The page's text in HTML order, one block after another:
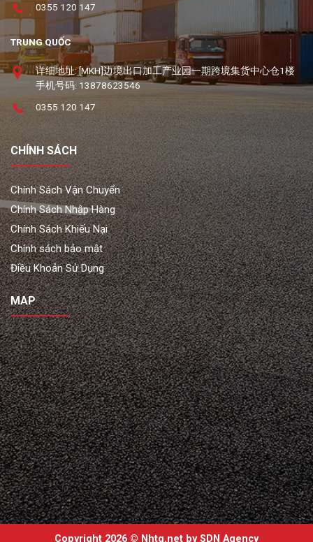
0355 120 147
TRUNG QUỐC
详细地址: [MKH]边境出口加工产业园一期跨境集货中心仓1楼
手机号码: 13878623546
0355 120 147
CHÍNH SÁCH
Chính Sách Vận Chuyển
Chính Sách Nhập Hàng
Chính Sách Khiếu Nại
Chính sách bảo mật
Điều Khoản Sử Dụng
MAP
Copyright 2026 © Nhtq.net bySDN Agency